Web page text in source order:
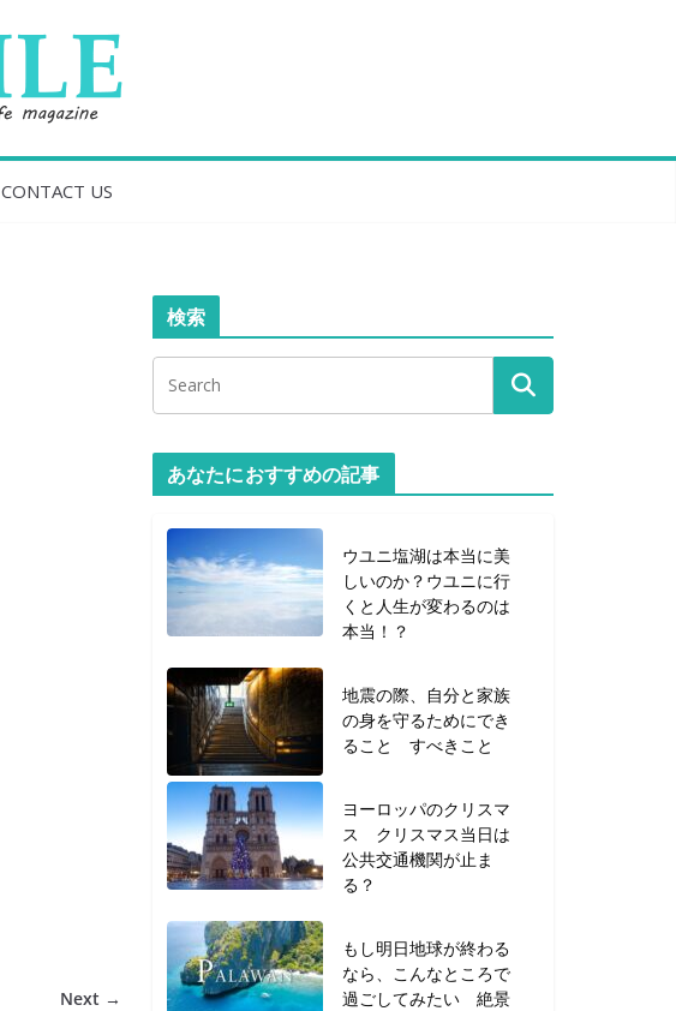
CONTACT US
Next →
検索
あなたにおすすめの記事
ウユニ塩湖は本当に美
しいのか？ウユニに行
くと人生が変わるのは
本当！？
地震の際、自分と家族
の身を守るためにでき
ること すべきこと
ヨーロッパのクリスマ
ス クリスマス当日は
公共交通機関が止ま
る？
もし明日地球が終わる
なら、こんなところで
過ごしてみたい 絶景